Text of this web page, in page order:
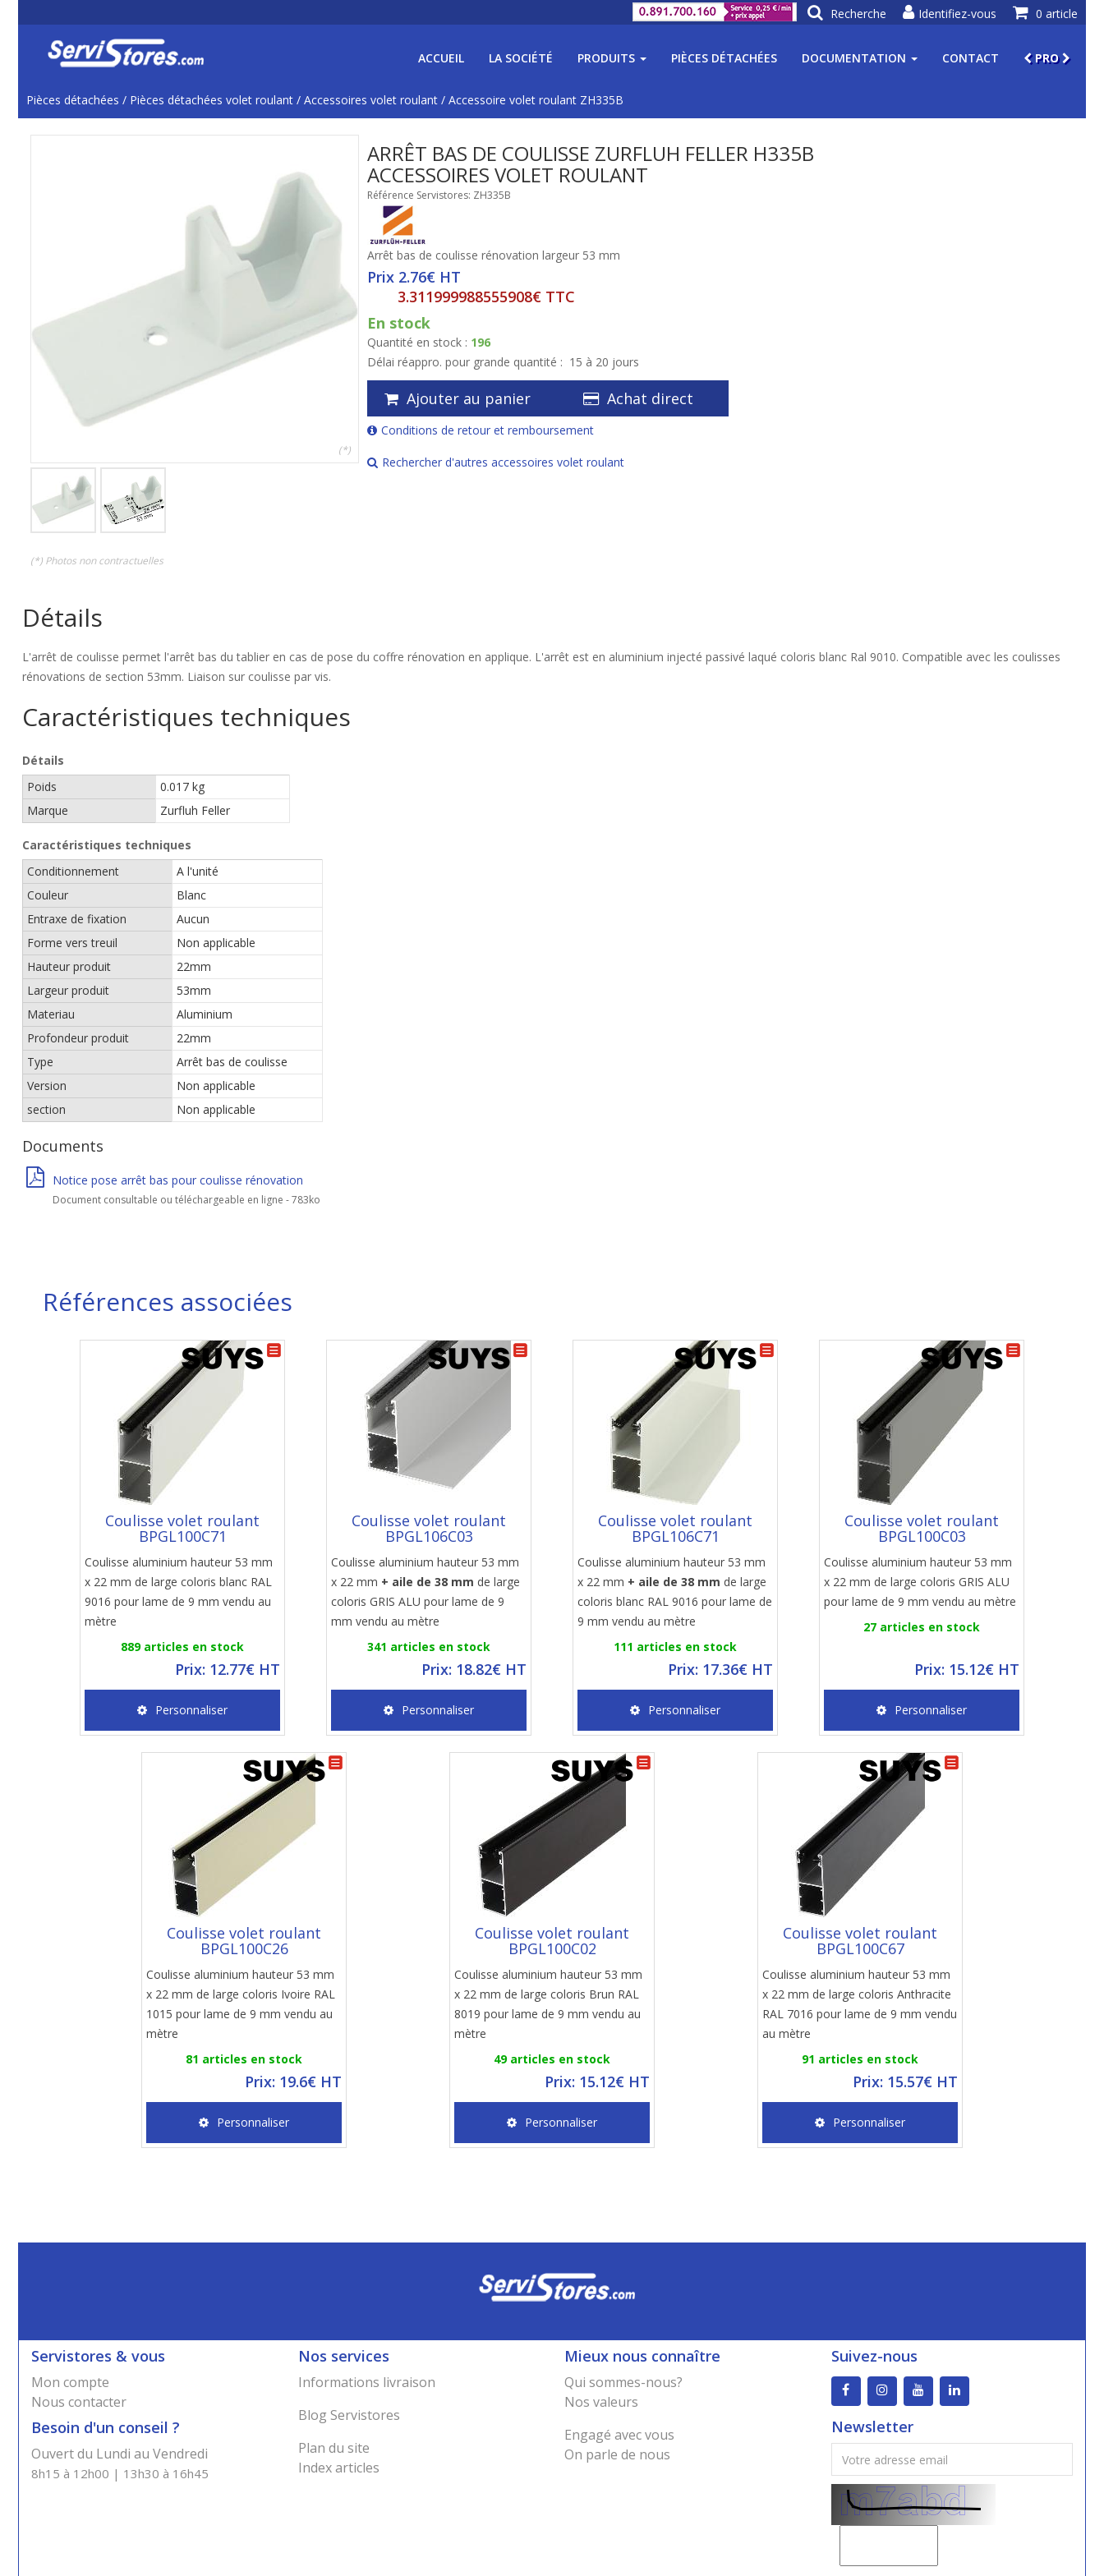
ACCUEIL LA SOCIÉTÉ PRODUITS PIÈCES DÉTACHÉES DOCUMENTATION CONTACT PRO
Pièces détachées / Pièces détachées volet roulant / Accessoires volet roulant / Accessoire volet roulant ZH335B
(*)
(*) Photos non contractuelles
ARRÊT BAS DE COULISSE ZURFLUH FELLER H335B
ACCESSOIRES VOLET ROULANT
Référence Servistores: ZH335B
Arrêt bas de coulisse rénovation largeur 53 mm
Prix 2.76€ HT
3.311999988555908€ TTC
En stock
Quantité en stock : 196
Délai réappro. pour grande quantité : 15 à 20 jours
Ajouter au panier Achat direct
Conditions de retour et remboursement
Rechercher d'autres accessoires volet roulant
Détails
L'arrêt de coulisse permet l'arrêt bas du tablier en cas de pose du coffre rénovation en applique. L'arrêt est en aluminium injecté passivé laqué coloris blanc Ral 9010. Compatible avec les coulisses
rénovations de section 53mm. Liaison sur coulisse par vis.
Caractéristiques techniques
Détails
Poids
0.017 kg
Marque
Zurfluh Feller
Caractéristiques techniques
Conditionnement
A l'unité
Couleur
Blanc
Entraxe de fixation
Aucun
Forme vers treuil
Non applicable
Hauteur produit
22mm
Largeur produit
53mm
Materiau
Aluminium
Profondeur produit
22mm
Type
Arrêt bas de coulisse
Version
Non applicable
section
Non applicable
Documents
Notice pose arrêt bas pour coulisse rénovation
Document consultable ou téléchargeable en ligne - 783ko
Références associées
Coulisse volet roulant
BPGL100C71
Coulisse aluminium hauteur 53 mm
x 22 mm de large coloris blanc RAL
9016 pour lame de 9 mm vendu au
mètre
889 articles en stock
Prix: 12.77€ HT
Personnaliser
Coulisse volet roulant
BPGL106C03
Coulisse aluminium hauteur 53 mm
x 22 mm + aile de 38 mm de large
coloris GRIS ALU pour lame de 9
mm vendu au mètre
341 articles en stock
Prix: 18.82€ HT
Personnaliser
Coulisse volet roulant
BPGL106C71
Coulisse aluminium hauteur 53 mm
x 22 mm + aile de 38 mm de large
coloris blanc RAL 9016 pour lame de
9 mm vendu au mètre
111 articles en stock
Prix: 17.36€ HT
Personnaliser
Coulisse volet roulant
BPGL100C03
Coulisse aluminium hauteur 53 mm
x 22 mm de large coloris GRIS ALU
pour lame de 9 mm vendu au mètre
27 articles en stock
Prix: 15.12€ HT
Personnaliser
Coulisse volet roulant
BPGL100C26
Coulisse aluminium hauteur 53 mm
x 22 mm de large coloris Ivoire RAL
1015 pour lame de 9 mm vendu au
mètre
81 articles en stock
Prix: 19.6€ HT
Personnaliser
Coulisse volet roulant
BPGL100C02
Coulisse aluminium hauteur 53 mm
x 22 mm de large coloris Brun RAL
8019 pour lame de 9 mm vendu au
mètre
49 articles en stock
Prix: 15.12€ HT
Personnaliser
Coulisse volet roulant
BPGL100C67
Coulisse aluminium hauteur 53 mm
x 22 mm de large coloris Anthracite
RAL 7016 pour lame de 9 mm vendu
au mètre
91 articles en stock
Prix: 15.57€ HT
Personnaliser
Servistores & vous
Mon compte
Nous contacter
Besoin d'un conseil ?
Ouvert du Lundi au Vendredi
8h15 à 12h00 | 13h30 à 16h45
Nos services
Informations livraison
Blog Servistores
Plan du site
Index articles
Mieux nous connaître
Qui sommes-nous?
Nos valeurs
Engagé avec vous
On parle de nous
Suivez-nous
Newsletter
0 article
Identifiez-vous
Recherche